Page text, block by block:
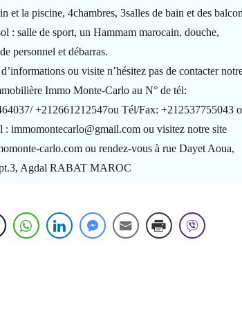
et la piscine, 4chambres, 3salles de bain et des
: salle de sport, un Hammam marocain, douche,
personnel et débarras.
ou visite n’hésitez pas de contacter
Immo Monte-Carlo au N° de tél:
+212661212547ou Tél/Fax: +212537755043
: immomontecarlo@gmail.com ou visitez notre site
carlo.com ou rendez-vous à rue Dayet Aoua,
Agdal RABAT MAROC